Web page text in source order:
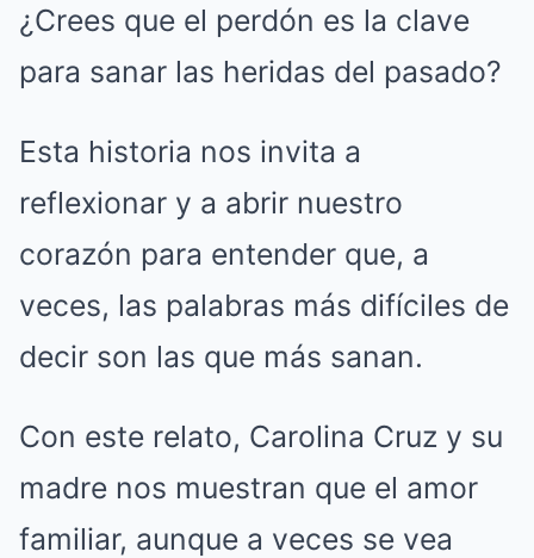
¿Crees que el perdón es la clave
para sanar las heridas del pasado?
Esta historia nos invita a
reflexionar y a abrir nuestro
corazón para entender que, a
veces, las palabras más difíciles de
decir son las que más sanan.
Con este relato, Carolina Cruz y su
madre nos muestran que el amor
familiar, aunque a veces se vea